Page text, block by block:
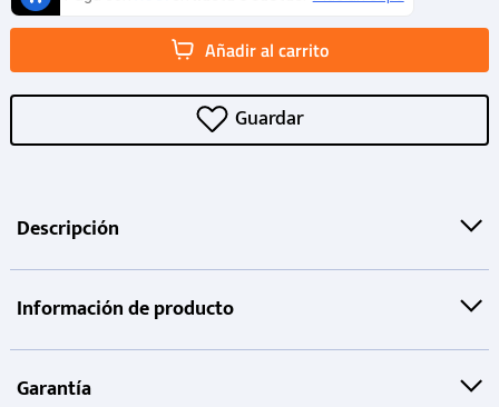
Añadir al carrito
Descripción
Información de producto
Garantía